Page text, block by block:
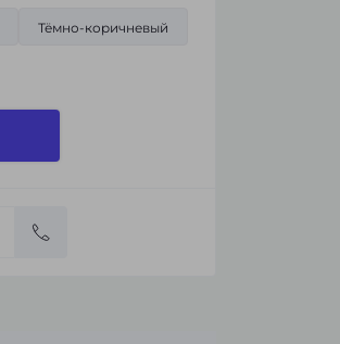
Тёмно-коричневый